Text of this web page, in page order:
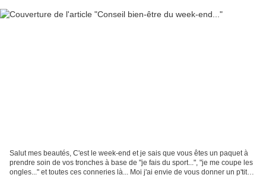
Salut mes beautés, C'est le week-end et je sais que vous êtes un paquet à
prendre soin de vos tronches à base de "je fais du sport...", "je me coupe les
ongles..." et toutes ces conneries là... Moi j'ai envie de vous donner un p'tit